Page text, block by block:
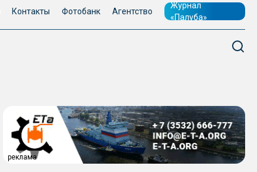
Контакты Фотобанк Агентство
Журнал
«Палуба»
реклама